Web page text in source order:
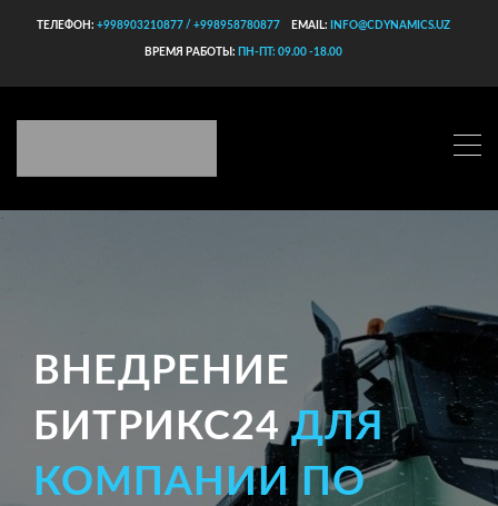
ТЕЛЕФОН: +998903210877 / +998958780877 EMAIL: INFO@CDYNAMICS.UZ
ВРЕМЯ РАБОТЫ: ПН-ПТ: 09.00 -18.00
ВНЕДРЕНИЕ
БИТРИКС24ДЛЯ
КОМПАНИИ ПО